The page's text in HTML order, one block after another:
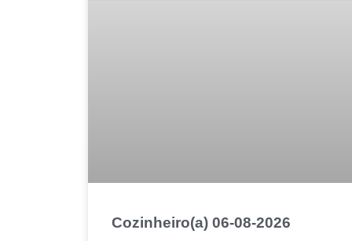
Cozinheiro(a) 06-08-2026